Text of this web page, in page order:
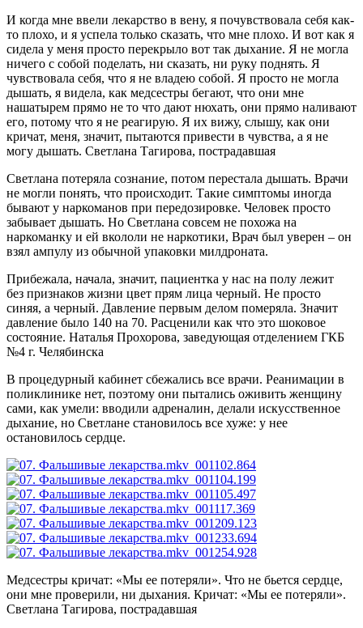
И когда мне ввели лекарство в вену, я почувствовала себя как-
то плохо, и я успела только сказать, что мне плохо. И вот как я
сидела у меня просто перекрыло вот так дыхание. Я не могла
ничего с собой поделать, ни сказать, ни руку поднять. Я
чувствовала себя, что я не владею собой. Я просто не могла
дышать, я видела, как медсестры бегают, что они мне
нашатырем прямо не то что дают нюхать, они прямо наливают
его, потому что я не реагирую. Я их вижу, слышу, как они
кричат, меня, значит, пытаются привести в чувства, а я не
могу дышать. Светлана Тагирова, пострадавшая
Светлана потеряла сознание, потом перестала дышать. Врачи
не могли понять, что происходит. Такие симптомы иногда
бывают у наркоманов при передозировке. Человек просто
забывает дышать. Но Светлана совсем не похожа на
наркоманку и ей вкололи не наркотики, Врач был уверен – он
взял ампулу из обычной упаковки милдроната.
Прибежала, начала, значит, пациентка у нас на полу лежит
без признаков жизни цвет прям лица черный. Не просто
синяя, а черный. Давление первым делом померяла. Значит
давление было 140 на 70. Расценили как что это шоковое
состояние. Наталья Прохорова, заведующая отделением ГКБ
№4 г. Челябинска
В процедурный кабинет сбежались все врачи. Реанимации в
поликлинике нет, поэтому они пытались оживить женщину
сами, как умели: вводили адреналин, делали искусственное
дыхание, но Светлане становилось все хуже: у нее
остановилось сердце.
Медсестры кричат: «Мы ее потеряли». Что не бьется сердце,
они мне проверили, ни дыхания. Кричат: «Мы ее потеряли».
Светлана Тагирова, пострадавшая